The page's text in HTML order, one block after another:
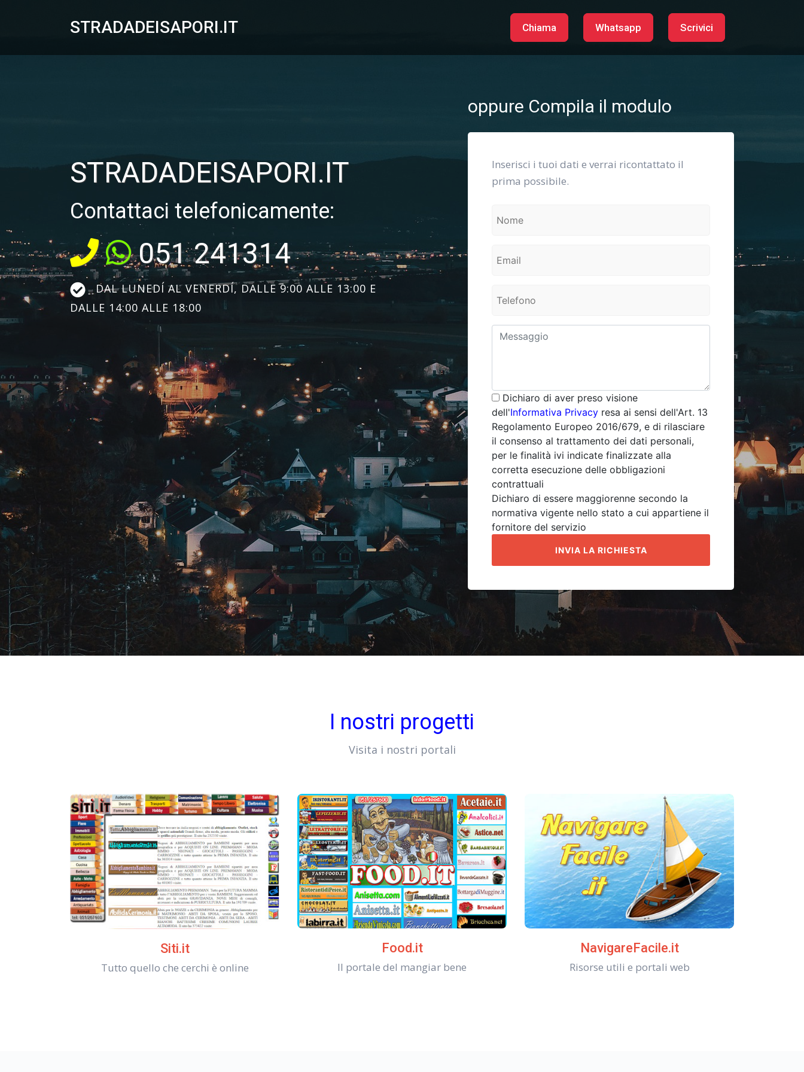
STRADADEISAPORI.IT Chiama Whatsapp Scrivici
STRADADEISAPORI.IT
Contattaci telefonicamente:
051 241314
DAL LUNEDÍ AL VENERDÍ, DALLE 9:00 ALLE 13:00 E
DALLE 14:00 ALLE 18:00
oppure Compila il modulo
Inserisci i tuoi dati e verrai ricontattato il
prima possibile.
Dichiaro di aver preso visione
dell'Informativa Privacy resa ai sensi dell'Art. 13
Regolamento Europeo 2016/679, e di rilasciare
il consenso al trattamento dei dati personali,
per le finalità ivi indicate finalizzate alla
corretta esecuzione delle obbligazioni
contrattuali
Dichiaro di essere maggiorenne secondo la
normativa vigente nello stato a cui appartiene il
fornitore del servizio
I nostri progetti
Visita i nostri portali
Siti.it
Tutto quello che cerchi è online
Food.it
Il portale del mangiar bene
NavigareFacile.it
Risorse utili e portali web